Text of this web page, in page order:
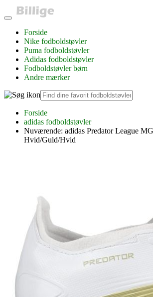
Forside
Nike fodboldstøvler
Puma fodboldstøvler
Adidas fodboldstøvler
Fodboldstøvler børn
Andre mærker
Forside
adidas fodboldstøvler
Nuværende: adidas Predator League
Hvid/Guld/Hvid